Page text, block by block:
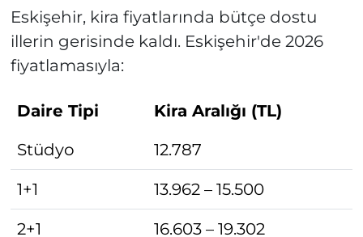
Eskişehir, kira fiyatlarında bütçe dostu
illerin gerisinde kaldı. Eskişehir'de 2026
fiyatlamasıyla:
Daire Tipi
Kira Aralığı (TL)
Stüdyo
12.787
1+1 13.962 – 15.500
2+1 16.603 – 19.302